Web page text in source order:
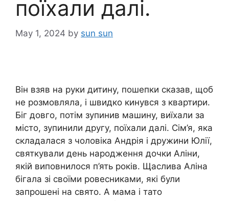
поїхали далі.
May 1, 2024 by sun sun
Він взяв на руки дитину, пошепки сказав, щоб
не розмовляла, і швидко кинувся з квартири.
Біг довго, потім зупинив машину, виїхали за
місто, зупинили другу, поїхали далі. Сім’я, яка
складалася з чоловіка Андрія і дружини Юлії,
святкували день народження дочки Аліни,
якій виповнилося п’ять років. Щаслива Аліна
бігала зі своїми ровесниками, які були
запрошені на свято. А мама і тато